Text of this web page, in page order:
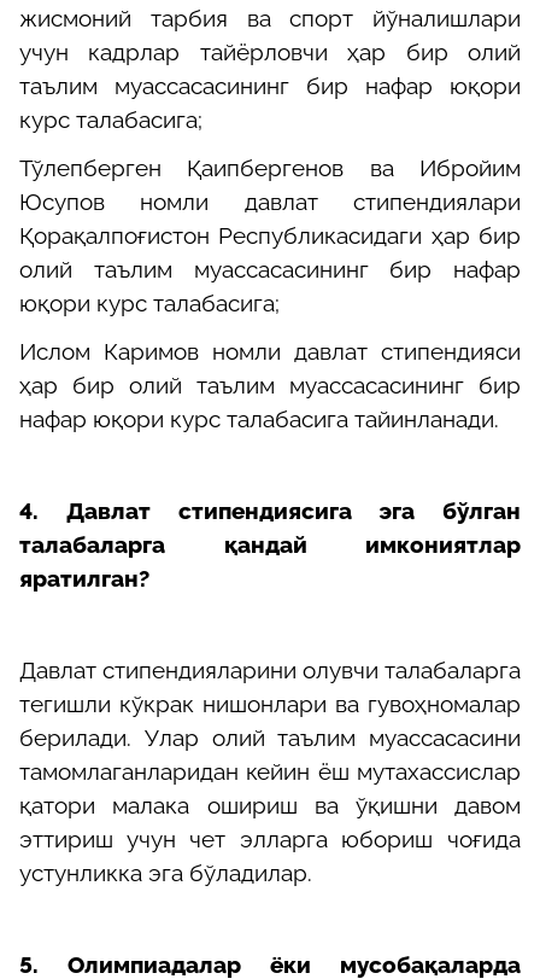
жисмоний тарбия ва спорт йўналишлари
учун кадрлар тайёрловчи ҳар бир олий
таълим муассасасининг бир нафар юқори
курс талабасига;
Тўлепберген Қаипбергенов ва Ибройим
Юсупов номли давлат стипендиялари
Қорақалпоғистон Республикасидаги ҳар бир
олий таълим муассасасининг бир нафар
юқори курс талабасига;
Ислом Каримов номли давлат стипендияси
ҳар бир олий таълим муассасасининг бир
нафар юқори курс талабасига тайинланади.
4. Давлат стипендиясига эга бўлган
талабаларга қандай имкониятлар
яратилган?
Давлат стипендияларини олувчи талабаларга
тегишли кўкрак нишонлари ва гувоҳномалар
берилади. Улар олий таълим муассасасини
тамомлаганларидан кейин ёш мутахассислар
қатори малака ошириш ва ўқишни давом
эттириш учун чет элларга юбориш чоғида
устунликка эга бўладилар.
5. Олимпиадалар ёки мусобақаларда